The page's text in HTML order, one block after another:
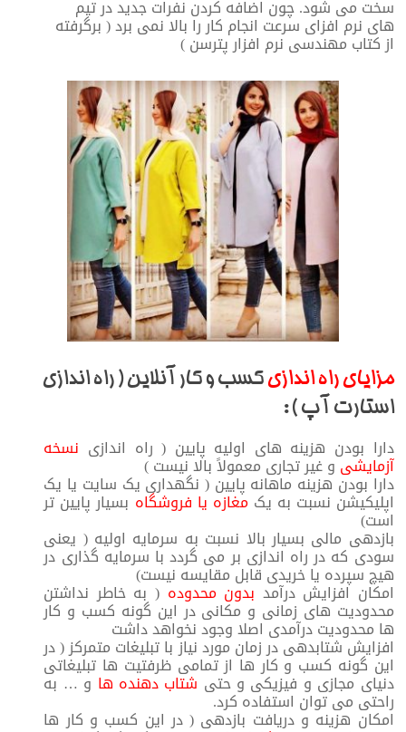
سخت می شود. چون اضافه کردن نفرات جدید در تیم
های نرم افزای سرعت انجام کار را بالا نمی برد ( برگرفته
از کتاب مهندسی نرم افزار پترسن )
مزایای راه اندازیکسب و کار آنلاین ( راه اندازی
استارت آپ ) :
دارا بودن هزینه های اولیه پایین ( راه اندازی نسخه
آزمایشیو غیر تجاری معمولاً بالا نیست )
دارا بودن هزینه ماهانه پایین ( نگهداری یک سایت یا یک
اپلیکیشن نسبت به یکمغازه یا فروشگاه بسیار پایین تر
است)
بازدهی مالی بسیار بالا نسبت به سرمایه اولیه ( یعنی
سودی که در راه اندازی بر می گردد با سرمایه گذاری در
هیچ سپرده یا خریدی قابل مقایسه نیست)
امکان افزایش درآمد بدون محدوده ( به خاطر نداشتن
محدودیت های زمانی و مکانی در این گونه کسب و کار
ها محدودیت درآمدی اصلا وجود نخواهد داشت
افزایش شتابدهی در زمان مورد نیاز با تبلیغات متمرکز ( در
این گونه کسب و کار ها از تمامی ظرفتیت ها تبلیغاتی
دنیای مجازی و فیزیکی و حتی شتاب دهنده ها و … به
راحتی می توان استفاده کرد.
امکان هزینه و دریافت بازدهی ( در این کسب و کار ها